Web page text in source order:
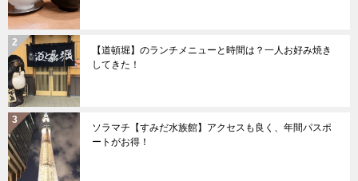
【道頓堀】のランチメニューと時間は？一人お好み焼き
してきた！
ソラマチ【すみだ水族館】アクセスも良く、年間パスポ
ートがお得！